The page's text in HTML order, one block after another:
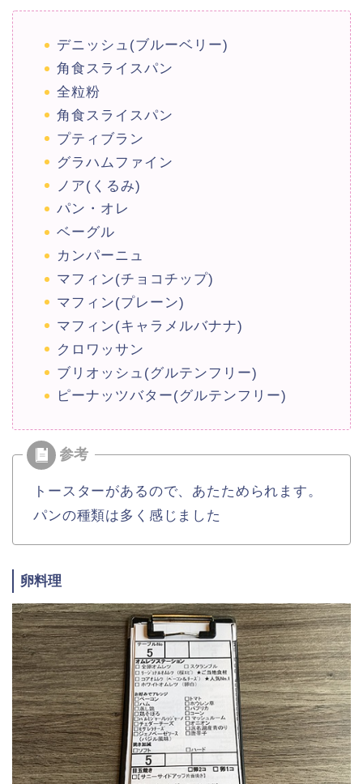
デニッシュ(ブルーベリー)
角食スライスパン
全粒粉
角食スライスパン
プティブラン
グラハムファイン
ノア(くるみ)
パン・オレ
ベーグル
カンパーニュ
マフィン(チョコチップ)
マフィン(プレーン)
マフィン(キャラメルバナナ)
クロワッサン
ブリオッシュ(グルテンフリー)
ピーナッツバター(グルテンフリー)
トースターがあるので、あたためられます。
パンの種類は多く感じました
卵料理